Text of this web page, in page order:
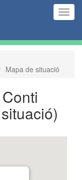
Mapa de situació